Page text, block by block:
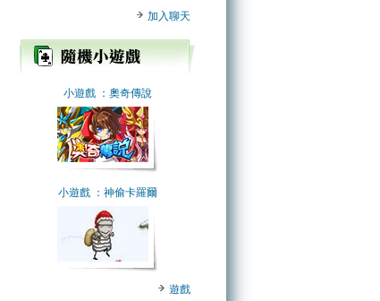
加入聊天
小遊戲 ：奧奇傳說
小遊戲 ：神偷卡羅爾
遊戲